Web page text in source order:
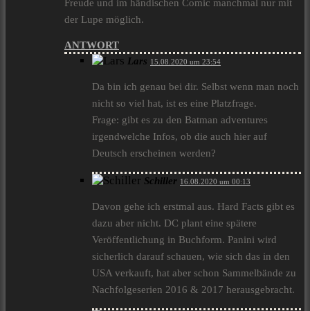
Freude und im händischen Comic manchmal nur mit
der Lupe möglich.
ANTWORT
Lars 15.08.2020 um 23:54
Da bin ich genau bei dir. Selbst wenn man noch
nicht so viel hat, ist es eine Platzfrage.
Frage: gibt es zu den Batman adventures
irgendwelche Infos, ob die auch hier auf
Deutsch erscheinen werden?
Schiller 16.08.2020 um 00:13
Davon gehe ich erstmal aus. Hard Facts gibt es
dazu aber nicht. DC plant eine spätere
Veröffentlichung in Buchform. Panini wird
sicherlich darauf schauen, wie sich das in den
USA verkauft, hat aber schon Sammelbände zu
Nachfolgeserien 2016 & 2017 herausgebracht.